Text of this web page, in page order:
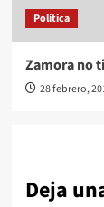
Política
Zamora no
28 febrero,
Deja